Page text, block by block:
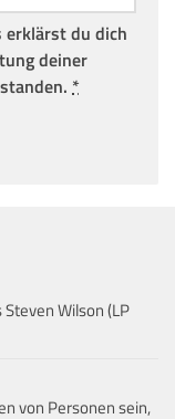
erklärst du dich
deiner
*
Wilson (LP
von Personen sein,